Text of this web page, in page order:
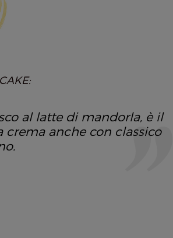
al latte di mandorla, è il
crema anche con classico